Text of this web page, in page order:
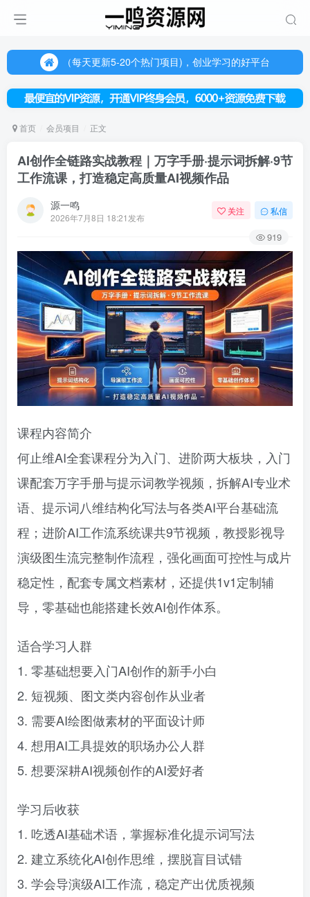
（每天更新5-20个热门项目)，创业学习的好平台
（每天更新5-20个热门项目)，创业学习的好平台
欢迎访问一鸣资源网，本站汇集数千网创课程和项目
首页 会员项目 正文
AI创作全链路实战教程｜万字手册·提示词拆解·9节
工作流课，打造稳定高质量AI视频作品
源一鸣
2026年7月8日 18:21发布
关注 私信
919
课程内容简介
何止维AI全套课程分为入门、进阶两大板块，入门
课配套万字手册与提示词教学视频，拆解AI专业术
语、提示词八维结构化写法与各类AI平台基础流
程；进阶AI工作流系统课共9节视频，教授影视导
演级图生流完整制作流程，强化画面可控性与成片
稳定性，配套专属文档素材，还提供1v1定制辅
导，零基础也能搭建长效AI创作体系。
适合学习人群
1. 零基础想要入门AI创作的新手小白
2. 短视频、图文类内容创作从业者
3. 需要AI绘图做素材的平面设计师
4. 想用AI工具提效的职场办公人群
5. 想要深耕AI视频创作的AI爱好者
学习后收获
1. 吃透AI基础术语，掌握标准化提示词写法
2. 建立系统化AI创作思维，摆脱盲目试错
3. 学会导演级AI工作流，稳定产出优质视频